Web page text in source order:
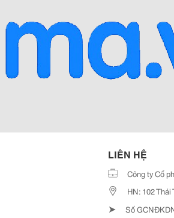
LIÊN HỆ
Công ty Cổ
HN: 102
➤ Số